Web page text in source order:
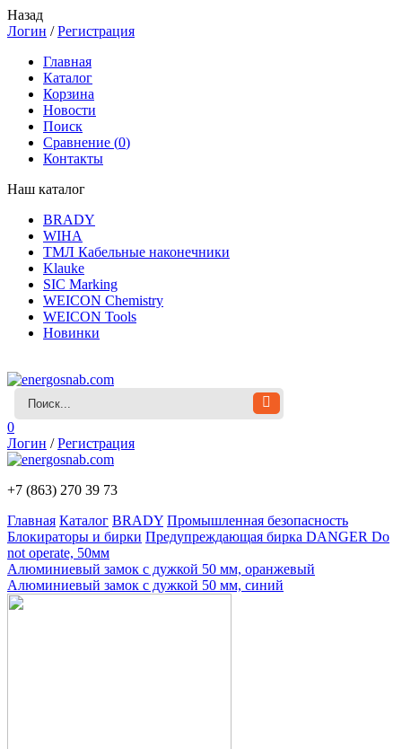
Назад
Логин /Регистрация
Главная
Каталог
Корзина
Новости
Поиск
Сравнение (0)
Контакты
Наш каталог
BRADY
WIHA
ТМЛ Кабельные наконечники
Klauke
SIC Marking
WEICON Chemistry
WEICON Tools
Новинки
0
Логин /Регистрация
+7 (863) 270 39 73
Главная Каталог BRADY Промышленная безопасность
Блокираторы и бирки Предупреждающая бирка DANGER Do
not operate, 50мм
Алюминиевый замок с дужкой 50 мм, оранжевый
Алюминиевый замок с дужкой 50 мм, синий